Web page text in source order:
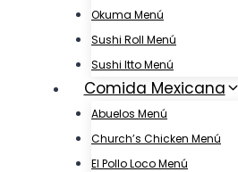
Okuma Menú
Sushi Roll Menú
Sushi Itto Menú
Comida Mexicana
Abuelos Menú
Church’s Chicken Menú
El Pollo Loco Menú